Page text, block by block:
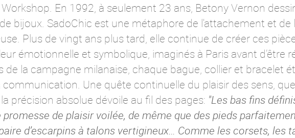
En 1992, à seulement 23 ans, Betony Vernon
bijoux. SadoChic est une métaphore de l'attachement et de
Plus de vingt ans plus tard, elle continue de créer ces
émotionnelle et symbolique, imaginés à Paris avant d’être
de la campagne milanaise, chaque bague, collier et bracelet
communication. Une quête continuelle du plaisir des sens,
précision absolue dévoile au fil des pages: "Les bas fins
promesse de plaisir voilée, de même que des pieds
d’escarpins à talons vertigineux… Comme les corsets, les